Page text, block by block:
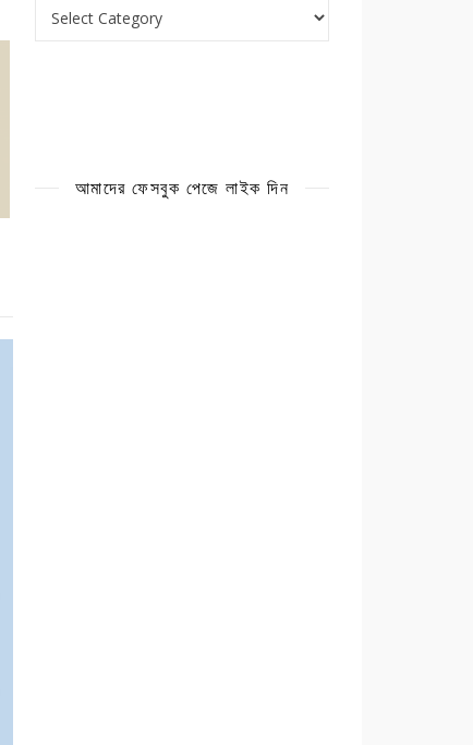
আমাদের ফেসবুক পেজে লাইক দিন